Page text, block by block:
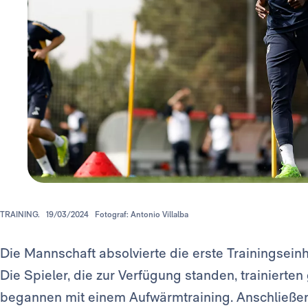
TRAINING. 19/03/2024 Fotograf: Antonio Villalba
Die Mannschaft absolvierte die erste
Die Spieler, die zur Verfügung standen,
begannen mit einem Aufwärmtraining.